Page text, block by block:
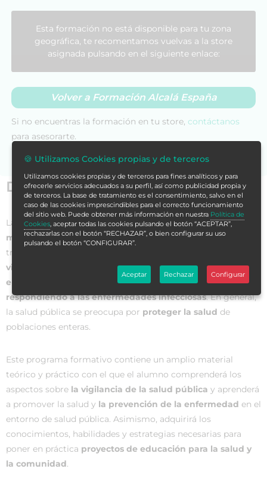
Datos generales
La salud públicaes la ciencia que se encarga deproteger y
mejorar la salud de las personas y sus comunidades
trata de un trabajo que se logra
vida saludables, investigando la prevención de
enfermedades y lesiones y detectando, previniendo y
respondiendo a las enfermedades infecciosas. En general,
la salud pública se preocupa por proteger la salud de
poblaciones enteras.
Este programa formativo contiene un amplio material
teórico y práctico con el que el alumno comprenderá los
aspectos sobre la vigilancia de la salud pública y aprenderá
a promover la salud y la prevención de la enfermedad en el
entorno de salud pública. Asimismo, adquirirá los
conocimientos, habilidades y estrategias necesarias para
poner en práctica proyectos de educación para la salud y
la comunidad.
Esta formación no está disponible para tu zona
geográfica, te recomentamos vuelvas a la store
asignada pulsando en el siguiente enlace:
Volver a Formación Alcalá España
Si no encuentras la formación en tu store, contáctanos
para asesorarte.
🍪 Utilizamos Cookies propias y de terceros
Utilizamos cookies propias y de terceros para fines analíticos y para
ofrecerle servicios adecuados a su perfil, así como publicidad propia y
de terceros. La base de tratamiento es el consentimiento, salvo en el
caso de las cookies imprescindibles para el correcto funcionamiento
del sitio web. Puede obtener más información en nuestra Política de
Cookies , aceptar todas las cookies pulsando el botón “ACEPTAR”,
rechazarlas con el botón “RECHAZAR”, o bien configurar su uso
pulsando el botón “CONFIGURAR”.
Aceptar Rechazar Configurar